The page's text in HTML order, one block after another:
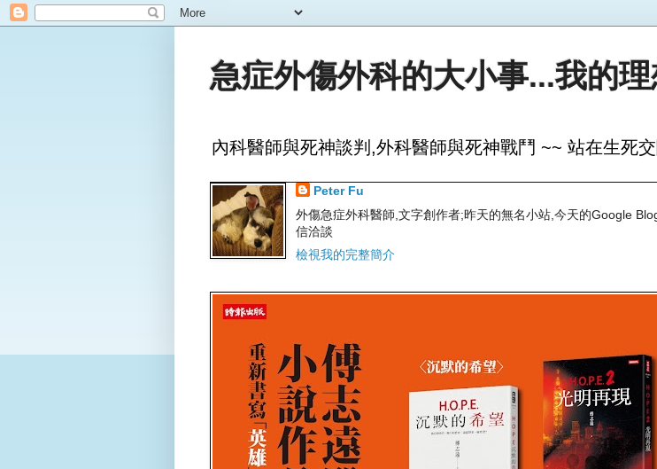
急症外傷外科的大小事...我的
內科醫師與死神談判,外科醫師與死神戰鬥 ~~ 站在生死
Peter Fu
外傷急症外科醫師,文字創作者;昨天的無名小站,今天的Google
信洽談
檢視我的完整簡介